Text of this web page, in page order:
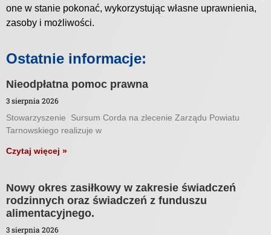
one w stanie pokonać, wykorzystując własne uprawnienia,
zasoby i możliwości.
Ostatnie informacje:
Nieodpłatna pomoc prawna
3 sierpnia 2026
Stowarzyszenie Sursum Corda na zlecenie Zarządu Powiatu
Tarnowskiego realizuje w
Czytaj więcej »
Nowy okres zasiłkowy w zakresie świadczeń
rodzinnych oraz świadczeń z funduszu
alimentacyjnego.
3 sierpnia 2026